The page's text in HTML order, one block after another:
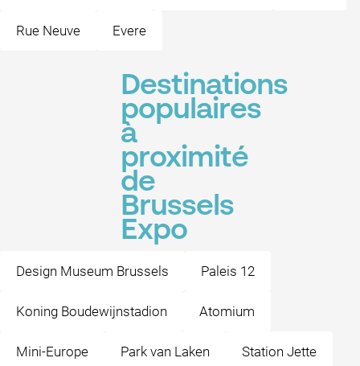
Rue Neuve Evere
Destinations
populaires
à
proximité
de
Brussels
Expo
Design Museum Brussels Paleis 12
Koning Boudewijnstadion Atomium
Mini-Europe Park van Laken Station Jette